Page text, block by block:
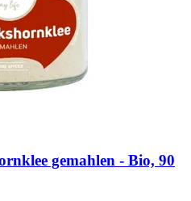
gemahlen -​ Bio, 90